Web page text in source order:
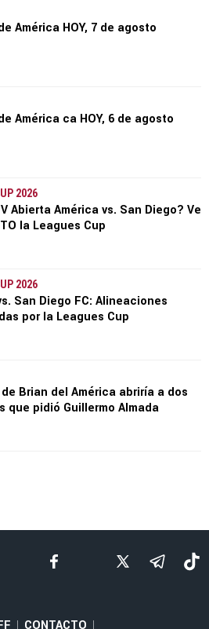
América HOY, 7 de agosto
América ca HOY, 6 de agosto
2026
Abierta América vs. San Diego? Ve
la Leagues Cup
2026
San Diego FC: Alineaciones
por la Leagues Cup
Brian del América abriría a dos
que pidió Guillermo Almada
| CONTACTO |